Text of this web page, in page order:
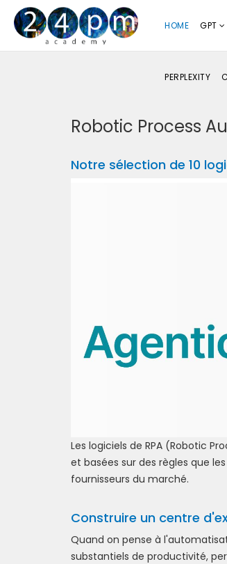
HOME GPT
PERPLEXITY
Robotic Process
Notre sélection de 10
Les logiciels de RPA (Robotic
et basées sur des règles que
fournisseurs du marché.
Construire un centre
Quand on pense à
substantiels de productivité,